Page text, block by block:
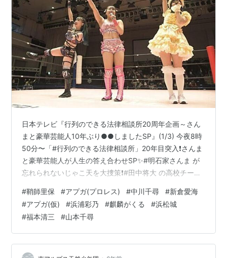
日本テレビ『行列のできる法律相談所20周年企画～さん
まと豪華芸能人10年ぶり●●しましたSP』(1/3) 今夜8時
50分〜「#行列のできる法律相談所」20年目突入❗️さんま
と豪華芸能人が人生の答え合わせSP✨#明石家さんま が
忘れられないじゃこ天を大捜策❗️#田中将大 の高校チーム
✨＆#浜辺美波 ツラい過去に涙😢＆#鞘師里保 があの場所
へ…#日テレ pic.twitter.com/FdBCynAYKh— 日テレ
(@nittele_ntv) January 3, 2021 natalie.mu イッテンヨン
東京女子プロレス'21 後楽園…
#鞘師里保 #アプガ(プロレス) #中川千尋 #新倉愛海
#アプガ(仮) #浜浦彩乃 #麒麟がくる #浜松城
#福本清三 #山本千尋